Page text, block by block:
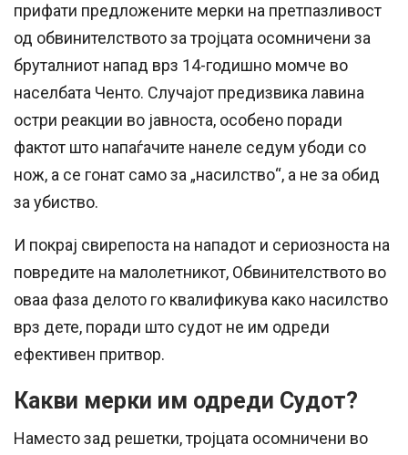
прифати предложените мерки на претпазливост
од обвинителството за тројцата осомничени за
бруталниот напад врз 14-годишно момче во
населбата Ченто. Случајот предизвика лавина
остри реакции во јавноста, особено поради
фактот што напаѓачите нанеле седум убоди со
нож, а се гонат само за „насилство“, а не за обид
за убиство.
И покрај свирепоста на нападот и сериозноста на
повредите на малолетникот, Обвинителството во
оваа фаза делото го квалификува како насилство
врз дете, поради што судот не им одреди
ефективен притвор.
Какви мерки им одреди Судот?
Наместо зад решетки, тројцата осомничени во